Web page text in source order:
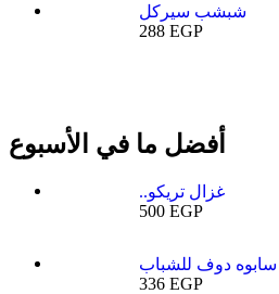
شبشب سيركل
288 EGP
أفضل ما في الأسبوع
..غزال تريكو
500 EGP
سابوه دوف للشباب
336 EGP